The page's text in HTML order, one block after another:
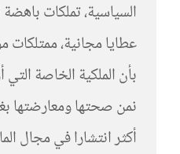
السياسية، تملكات
عطايا مجانية،
بأن الملكية الخاصة
نمن صحتها ومعارضتها
أكثر انتشارا في مجال